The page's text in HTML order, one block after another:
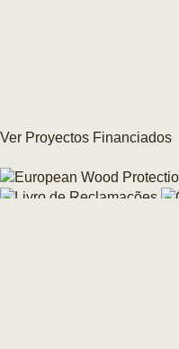
Ver Proyectos Financiados